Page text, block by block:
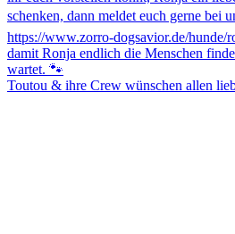
Toutou & ihre Crew wünschen allen